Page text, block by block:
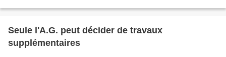
Seule l'A.G. peut décider de travaux
supplémentaires